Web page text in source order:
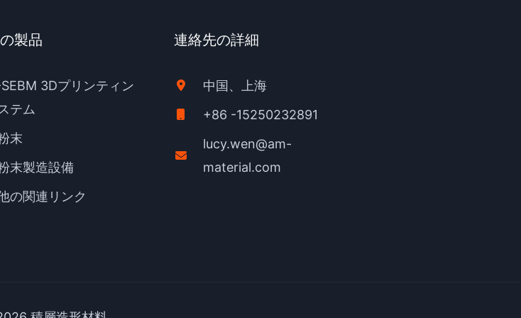
製品
3Dプリンティン
テム
末
末製造設備
の関連リンク
連絡先の詳細
中国、上海
+86 -15250232891
lucy.wen@am-
material.com